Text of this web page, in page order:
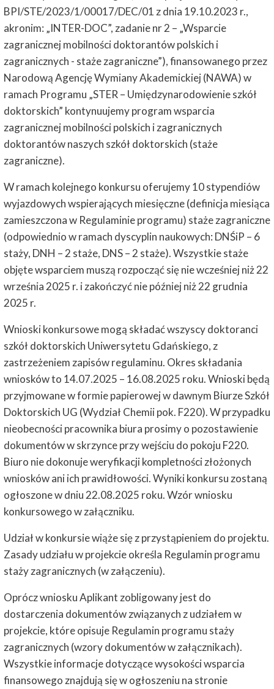
BPI/STE/2023/1/00017/DEC/01 z dnia 19.10.2023 r.,
akronim: „INTER-DOC”, zadanie nr 2 – „Wsparcie
zagranicznej mobilności doktorantów polskich i
zagranicznych - staże zagraniczne”), finansowanego przez
Narodową Agencję Wymiany Akademickiej (NAWA) w
ramach Programu „STER – Umiędzynarodowienie szkół
doktorskich” kontynuujemy program wsparcia
zagranicznej mobilności polskich i zagranicznych
doktorantów naszych szkół doktorskich (staże
zagraniczne).
W ramach kolejnego konkursu oferujemy 10 stypendiów
wyjazdowych wspierających miesięczne (definicja miesiąca
zamieszczona w Regulaminie programu) staże zagraniczne
(odpowiednio w ramach dyscyplin naukowych: DNŚiP – 6
staży, DNH – 2 staże, DNS – 2 staże). Wszystkie staże
objęte wsparciem muszą rozpocząć się nie wcześniej niż 22
września 2025 r. i zakończyć nie później niż 22 grudnia
2025 r.
Wnioski konkursowe mogą składać wszyscy doktoranci
szkół doktorskich Uniwersytetu Gdańskiego, z
zastrzeżeniem zapisów regulaminu. Okres składania
wniosków to 14.07.2025 – 16.08.2025 roku. Wnioski będą
przyjmowane w formie papierowej w dawnym Biurze Szkół
Doktorskich UG (Wydział Chemii pok. F220). W przypadku
nieobecności pracownika biura prosimy o pozostawienie
dokumentów w skrzynce przy wejściu do pokoju F220.
Biuro nie dokonuje weryfikacji kompletności złożonych
wniosków ani ich prawidłowości. Wyniki konkursu zostaną
ogłoszone w dniu 22.08.2025 roku. Wzór wniosku
konkursowego w załączniku.
Udział w konkursie wiąże się z przystąpieniem do projektu.
Zasady udziału w projekcie określa Regulamin programu
staży zagranicznych (w załączeniu).
Oprócz wniosku Aplikant zobligowany jest do
dostarczenia dokumentów związanych z udziałem w
projekcie, które opisuje Regulamin programu staży
zagranicznych (wzory dokumentów w załącznikach).
Wszystkie informacje dotyczące wysokości wsparcia
finansowego znajdują się w ogłoszeniu na stronie